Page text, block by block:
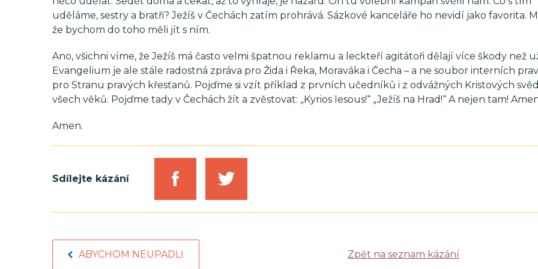
uděláme, sestry a bratři? Ježíš v Čechách zatím prohrává. Sázkové kanceláře ho nevidí jako favorita.
že bychom do toho měli jít s ním.
Ano, všichni víme, že Ježíš má často velmi špatnou reklamu a leckteří agitátoři dělají více škody než
Evangelium je ale stále radostná zpráva pro Žida i Řeka, Moraváka i Čecha – a ne soubor interních
pro Stranu pravých křesťanů. Pojďme si vzít příklad z prvních učedníků i z odvážných Kristových
všech věků. Pojďme tady v Čechách žít a zvěstovat: „Kyrios Iesous!“ „Ježíš na Hrad!“ A nejen tam!
Amen.
Sdílejte kázání
ABYCHOM NEUPADLI Zpět na seznam kázání